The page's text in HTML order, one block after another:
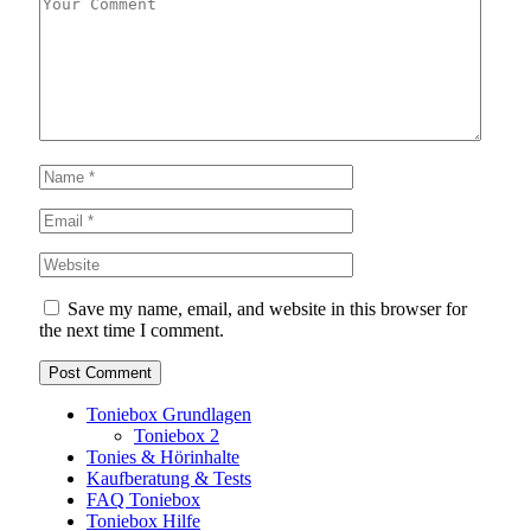
Save my name, email, and website in this browser for
the next time I comment.
Toniebox Grundlagen
Toniebox 2
Tonies & Hörinhalte
Kaufberatung & Tests
FAQ Toniebox
Toniebox Hilfe